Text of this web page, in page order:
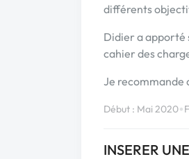
différents
Didier a apporté
cahier des
Je recommande
Début : Mai 2020•
INSERER